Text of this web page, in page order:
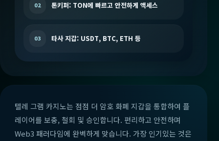
02 톤키퍼: TON에 빠르고 안전하게 액세스
03 타사 지갑: USDT, BTC, ETH 등
텔레 그램 카지노는 점점 더 암호 화폐 지갑을 통합하여 플
레이어를 보충, 철회 및 승인합니다. 편리하고 안전하며
Web3 패러다임에 완벽하게 맞습니다. 가장 인기있는 것은